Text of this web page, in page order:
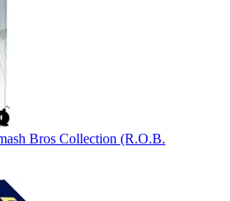
Bros Collection (R.O.B.